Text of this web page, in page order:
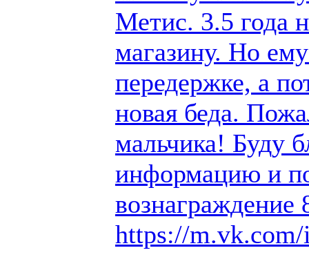
Метис. 3.5 года
магазину. Но
передержке, а
новая беда.
мальчика! Буду
информацию и
вознаграждение
https://